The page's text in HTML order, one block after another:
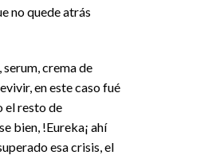
no quede atrás
crema de
en este caso fué
el resto de
bien, !Eureka¡ ahí
esa crisis, el